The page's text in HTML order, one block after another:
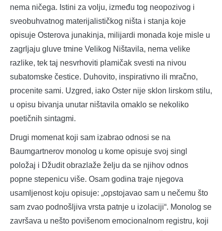
nema ničega. Istini za volju, između tog neopozivog i
sveobuhvatnog materijalističkog ništa i stanja koje
opisuje Osterova junakinja, milijardi monada koje misle u
zagrljaju gluve tmine Velikog Ništavila, nema velike
razlike, tek taj nesvrhoviti plamičak svesti na nivou
subatomske čestice. Duhovito, inspirativno ili mračno,
procenite sami. Uzgred, iako Oster nije sklon lirskom stilu,
u opisu bivanja unutar ništavila omaklo se nekoliko
poetičnih sintagmi.
Drugi momenat koji sam izabrao odnosi se na
Baumgartnerov monolog u kome opisuje svoj singl
položaj i Džudit obrazlaže želju da se njihov odnos
popne stepenicu više. Osam godina traje njegova
usamljenost koju opisuje: „opstojavao sam u nečemu što
sam zvao podnošljiva vrsta patnje u izolaciji“. Monolog se
završava u nešto povišenom emocionalnom registru, koji